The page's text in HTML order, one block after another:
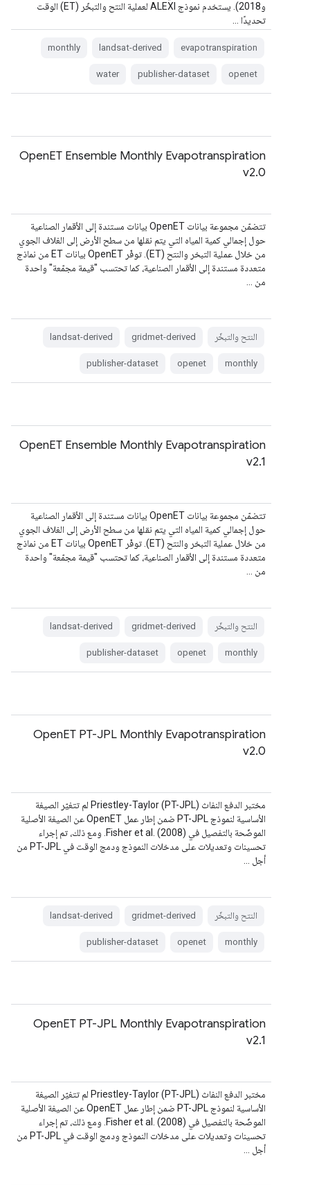
و2018). يستخدم نموذج ALEXI لعملية النتح والتبخّر (ET) الوقت
تحديدًا …
evapotranspiration
landsat-derived
monthly
openet
publisher-dataset
water
OpenET Ensemble Monthly Evapotranspiration
v2.0
تتضمّن مجموعة بيانات OpenET بيانات مستندة إلى الأقمار الصناعية
حول إجمالي كمية المياه التي يتم نقلها من سطح الأرض إلى الغلاف الجوي
من خلال عملية التبخر والنتح (ET). توفّر OpenET بيانات ET من نماذج
متعددة مستندة إلى الأقمار الصناعية، كما تحتسب "قيمة مجمّعة" واحدة
من …
النتح والتبخّر gridmet-derived
landsat-derived
monthly
openet
publisher-dataset
OpenET Ensemble Monthly Evapotranspiration
v2.1
تتضمّن مجموعة بيانات OpenET بيانات مستندة إلى الأقمار الصناعية
حول إجمالي كمية المياه التي يتم نقلها من سطح الأرض إلى الغلاف الجوي
من خلال عملية التبخر والنتح (ET). توفّر OpenET بيانات ET من نماذج
متعددة مستندة إلى الأقمار الصناعية، كما تحتسب "قيمة مجمّعة" واحدة
من …
النتح والتبخّر gridmet-derived
landsat-derived
monthly
openet
publisher-dataset
OpenET PT-JPL Monthly Evapotranspiration
v2.0
مختبر الدفع النفاث Priestley-Taylor (PT-JPL) لم تتغيّر الصيغة
الأساسية لنموذج PT-JPL ضمن إطار عمل OpenET عن الصيغة الأصلية
الموضّحة بالتفصيل في Fisher et al. (2008). ومع ذلك، تم إجراء
تحسينات وتعديلات على مدخلات النموذج ودمج الوقت في PT-JPL من
أجل …
النتح والتبخّر gridmet-derived
landsat-derived
monthly
openet
publisher-dataset
OpenET PT-JPL Monthly Evapotranspiration
v2.1
مختبر الدفع النفاث Priestley-Taylor (PT-JPL) لم تتغيّر الصيغة
الأساسية لنموذج PT-JPL ضمن إطار عمل OpenET عن الصيغة الأصلية
الموضّحة بالتفصيل في Fisher et al. (2008). ومع ذلك، تم إجراء
تحسينات وتعديلات على مدخلات النموذج ودمج الوقت في PT-JPL من
أجل …